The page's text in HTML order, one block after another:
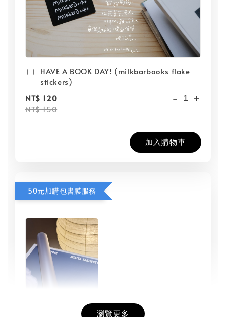
HAVE A BOOK DAY! (milkbarbooks flake
stickers)
NT$ 120
NT$ 150
- +
加入購物車
50元加購包書膜服務
瀏覽更多